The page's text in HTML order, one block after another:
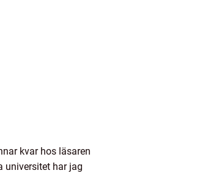
kvar hos läsaren
universitet har jag